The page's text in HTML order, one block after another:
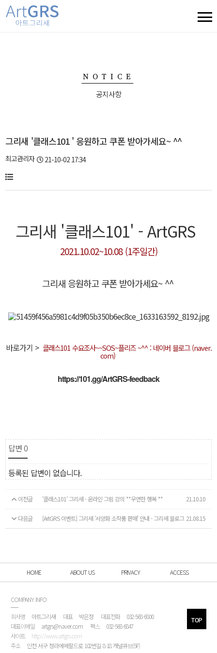
NOTICE
공지사항
그리새 '클래스101 ' 응원하고 쿠폰 받아가세요~ ^^
최고관리자 21-10-02 17:34
그리새 '클래스101' - ArtGRS
2021.10.02~10.08 (1주일간)
그리새 응원하고 쿠폰 받아가세요~ ^^
바로가기 > 클래스101 수요조사~~SOS~플리즈 ~^^ : 네이버 블로그 (naver.
com)
https://101.gg/ArtGRS-feedback
답변 0
등록된 답변이 없습니다.
이전글 '클래스101' 그리새 - 온라인 그림 강의 **우연한 행복 ** 21.10.10
다음글 [ArtGRS 이벤트] 그리새 '서양화 소작품 판매' 안내 - 그리새 블로그 21.08.15
HOME ABOUT US PRIVACY ACCESS
COMPANY INFO
회사명 아트그리새 대표 박은정 대표전화
032-568-6800
대표이메일
artgrs@naver.com 팩스
032-568-6847
사이트
http://www.artgrs.com
주소
인천 서구 청라에메랄드로 102번길 8-18 캐널큐브(5F)
TOP